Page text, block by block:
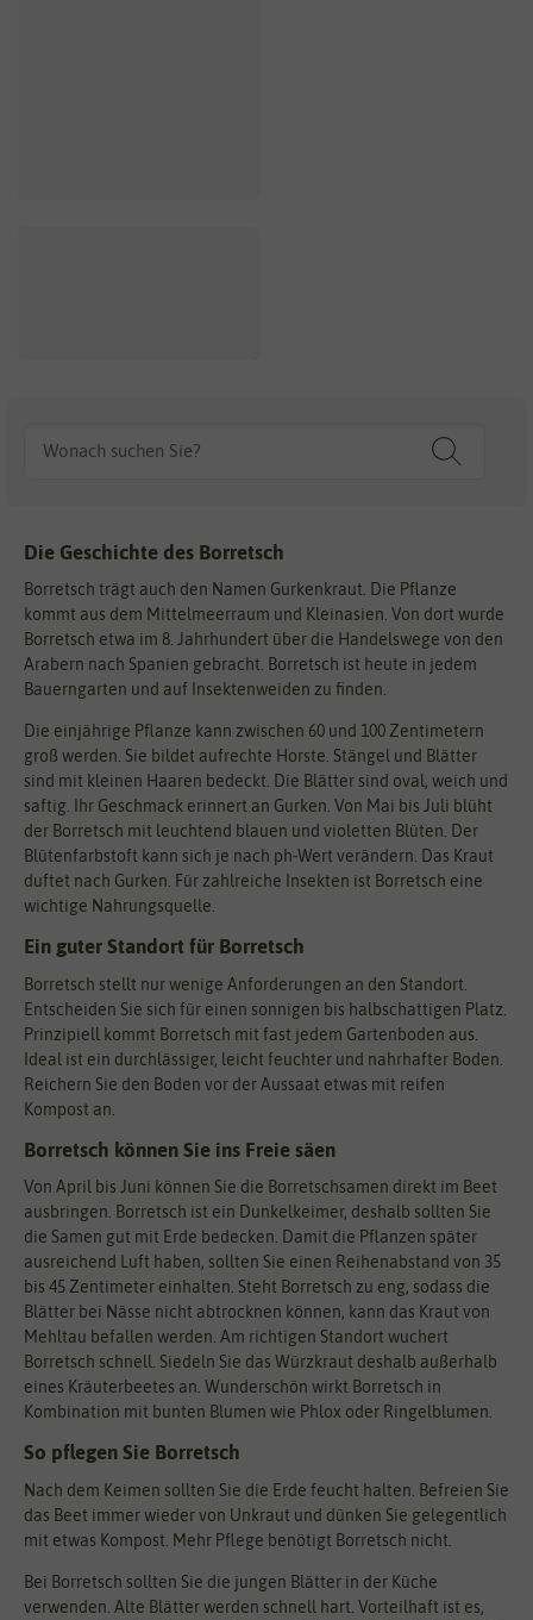
Die Geschichte des Borretsch
Borretsch trägt auch den Namen Gurkenkraut. Die Pflanze
kommt aus dem Mittelmeerraum und Kleinasien. Von dort wurde
Borretsch etwa im 8. Jahrhundert über die Handelswege von den
Arabern nach Spanien gebracht. Borretsch ist heute in jedem
Bauerngarten und auf Insektenweiden zu finden.
Die einjährige Pflanze kann zwischen 60 und 100 Zentimetern
groß werden. Sie bildet aufrechte Horste. Stängel und Blätter
sind mit kleinen Haaren bedeckt. Die Blätter sind oval, weich und
saftig. Ihr Geschmack erinnert an Gurken. Von Mai bis Juli blüht
der Borretsch mit leuchtend blauen und violetten Blüten. Der
Blütenfarbstoft kann sich je nach ph-Wert verändern. Das Kraut
duftet nach Gurken. Für zahlreiche Insekten ist Borretsch eine
wichtige Nahrungsquelle.
Ein guter Standort für Borretsch
Borretsch stellt nur wenige Anforderungen an den Standort.
Entscheiden Sie sich für einen sonnigen bis halbschattigen Platz.
Prinzipiell kommt Borretsch mit fast jedem Gartenboden aus.
Ideal ist ein durchlässiger, leicht feuchter und nahrhafter Boden.
Reichern Sie den Boden vor der Aussaat etwas mit reifen
Kompost an.
Borretsch können Sie ins Freie säen
Von April bis Juni können Sie die Borretschsamen direkt im Beet
ausbringen. Borretsch ist ein Dunkelkeimer, deshalb sollten Sie
die Samen gut mit Erde bedecken. Damit die Pflanzen später
ausreichend Luft haben, sollten Sie einen Reihenabstand von 35
bis 45 Zentimeter einhalten. Steht Borretsch zu eng, sodass die
Blätter bei Nässe nicht abtrocknen können, kann das Kraut von
Mehltau befallen werden. Am richtigen Standort wuchert
Borretsch schnell. Siedeln Sie das Würzkraut deshalb außerhalb
eines Kräuterbeetes an. Wunderschön wirkt Borretsch in
Kombination mit bunten Blumen wie Phlox oder Ringelblumen.
So pflegen Sie Borretsch
Nach dem Keimen sollten Sie die Erde feucht halten. Befreien Sie
das Beet immer wieder von Unkraut und dünken Sie gelegentlich
mit etwas Kompost. Mehr Pflege benötigt Borretsch nicht.
Bei Borretsch sollten Sie die jungen Blätter in der Küche
verwenden. Alte Blätter werden schnell hart. Vorteilhaft ist es,